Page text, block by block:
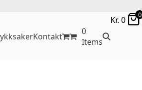
Kontakt
0
Items
Kr. 0 0